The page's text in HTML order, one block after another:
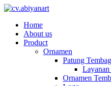
Home
About us
Product
Ornamen
Patung
Layanan
Ornamen